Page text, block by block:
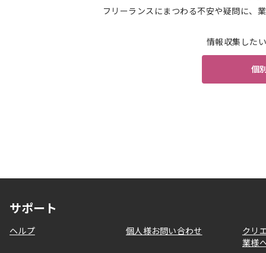
フリーランスにまつわる不安や疑問に、
情報収集した
個
サポート
ヘルプ 個人様お問い合わせ
クリ
業様